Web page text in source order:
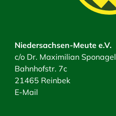
Niedersachsen-Meute e.V.
c/o Dr. Maximilian Sponagel
Bahnhofstr. 7c
21465 Reinbek
E-Mail